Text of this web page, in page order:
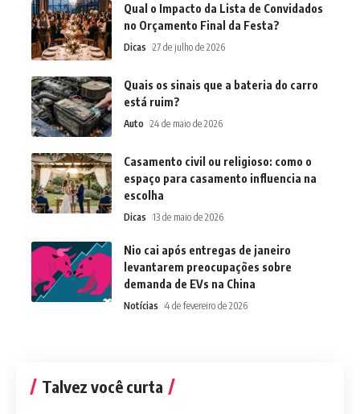
Qual o Impacto da Lista de Convidados
no Orçamento Final da Festa?
Dicas 27 de julho de 2026
Quais os sinais que a bateria do carro
está ruim?
Auto 24 de maio de 2026
Casamento civil ou religioso: como o
espaço para casamento influencia na
escolha
Dicas 13 de maio de 2026
Nio cai após entregas de janeiro
levantarem preocupações sobre
demanda de EVs na China
Notícias 4 de fevereiro de 2026
Talvez você curta